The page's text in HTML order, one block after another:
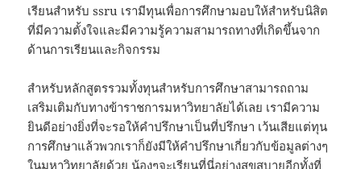
เรียนสำหรับ ssru เรามีทุนเพื่อการศึกษามอบให้สำหรับนิสิต
ที่มีความตั้งใจและมีความรู้ความสามารถทางที่เกิดขึ้นจาก
ด้านการเรียนและกิจกรรม
สำหรับหลักสูตรรวมทั้งทุนสำหรับการศึกษาสามารถถาม
เสริมเติมกับทางข้าราชการมหาวิทยาลัยได้เลย เรามีความ
ยินดีอย่างยิ่งที่จะรอให้คำปรึกษาเป็นที่ปรึกษา เว้นเสียแต่ทุน
การศึกษาแล้วพวกเราก็ยังมีให้คำปรึกษาเกี่ยวกับข้อมูลต่างๆ
ในมหาวิทยาลัยด้วย น้องๆจะเรียนที่นี่อย่างสุขสบายอีกทั้งที่